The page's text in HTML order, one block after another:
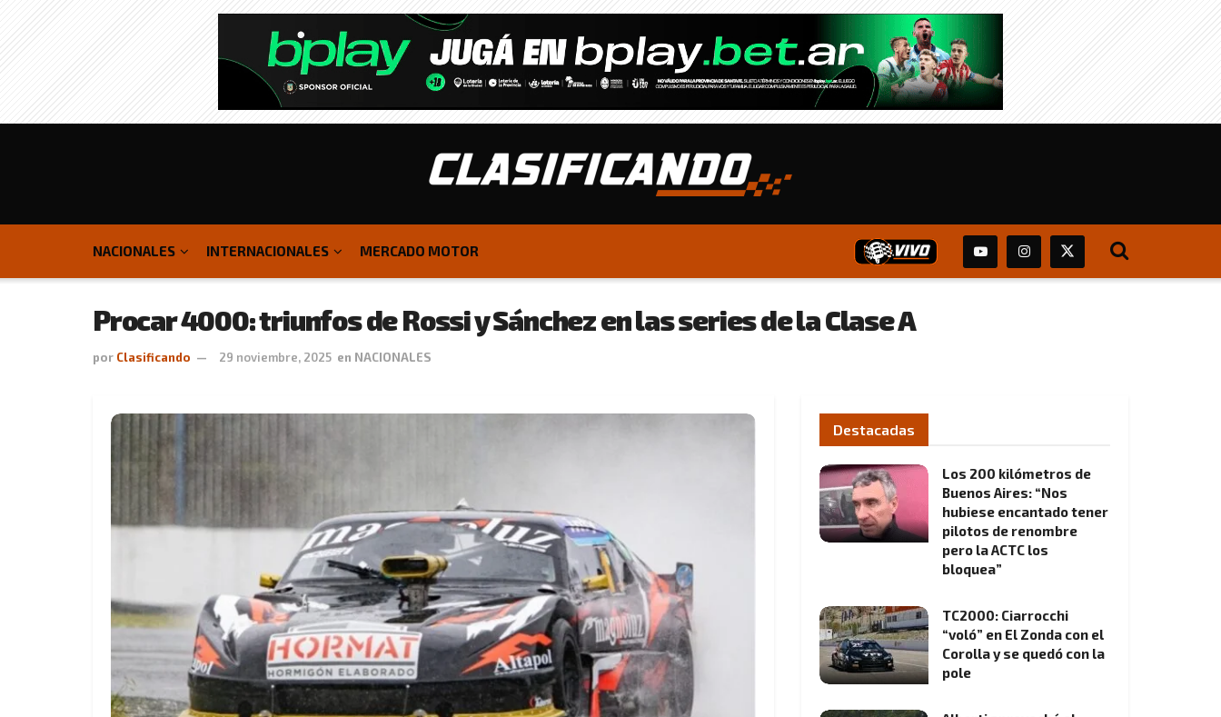
NACIONALES INTERNACIONALES MERCADO MOTOR
Procar 4000: triunfos de Rossi y Sánchez en las series de la Clase A
por Clasificando 29 noviembre, 2025 en NACIONALES
Destacadas
Los 200 kilómetros de
Buenos Aires: “Nos
hubiese encantado tener
pilotos de renombre
pero la ACTC los
bloquea”
TC2000: Ciarrocchi
“voló” en El Zonda con el
Corolla y se quedó con la
pole